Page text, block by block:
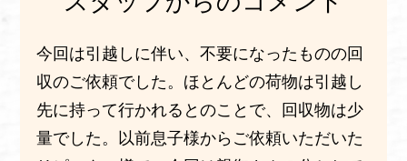
今回は引越しに伴い、不要になったものの回
収のご依頼でした。ほとんどの荷物は引越し
先に持って行かれるとのことで、回収物は少
量でした。以前息子様からご依頼いただいた